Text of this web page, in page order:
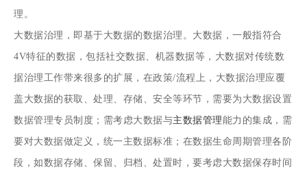
理。
大数据治理，即基于大数据的数据治理。大数据，一般指符合
4V特征的数据，包括社交数据、机器数据等，大数据对传统数
据治理工作带来很多的扩展，在政策/流程上，大数据治理应覆
盖大数据的获取、处理、存储、安全等环节，需要为大数据设置
数据管理专员制度；需考虑大数据与主数据管理能力的集成，需
要对大数据做定义，统一主数据标准；在数据生命周期管理各阶
段，如数据存储、保留、归档、处置时，要考虑大数据保存时间